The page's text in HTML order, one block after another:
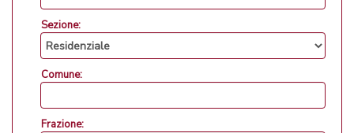
Sezione:
Comune:
Frazione: